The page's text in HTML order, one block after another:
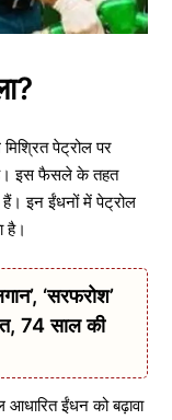
पेट्रोल पर
है। इस फैसले के तहत
इन ईंधनों में पेट्रोल
है।
‘सरफरोश’
74 साल की
ईंधन को बढ़ावा